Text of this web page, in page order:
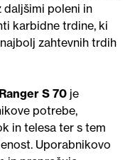
poleni in
karbidne trdine, ki
zahtevnih trdih
S 70 je
potrebe,
in telesa ter s tem
Uporabnikovo